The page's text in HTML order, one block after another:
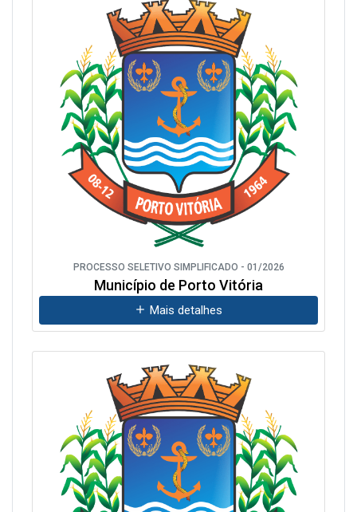
PROCESSO SELETIVO SIMPLIFICADO - 01/2026
Município de Porto Vitória
Mais detalhes